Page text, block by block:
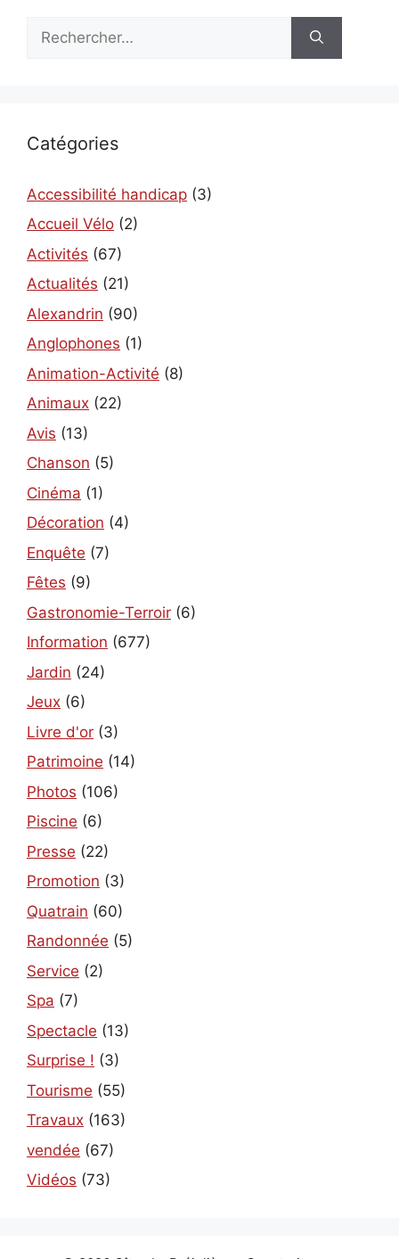
Catégories
Accessibilité handicap (3)
Accueil Vélo (2)
Activités (67)
Actualités (21)
Alexandrin (90)
Anglophones (1)
Animation-Activité (8)
Animaux (22)
Avis (13)
Chanson (5)
Cinéma (1)
Décoration (4)
Enquête (7)
Fêtes (9)
Gastronomie-Terroir (6)
Information (677)
Jardin (24)
Jeux (6)
Livre d'or (3)
Patrimoine (14)
Photos (106)
Piscine (6)
Presse (22)
Promotion (3)
Quatrain (60)
Randonnée (5)
Service (2)
Spa (7)
Spectacle (13)
Surprise ! (3)
Tourisme (55)
Travaux (163)
vendée (67)
Vidéos (73)